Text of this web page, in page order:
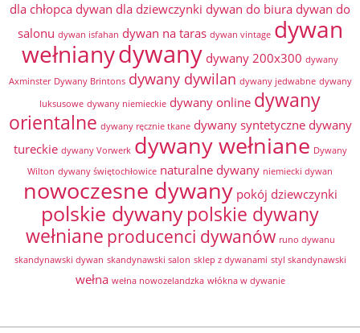
dla chłopca dywan dla dziewczynki dywan do biura dywan do
salonu dywan isfahan dywan na taras dywan vintage dywan
wełnianydywany dywany 200x300 dywany
Axminster Dywany Brintons dywany dywilan dywany jedwabne dywany
luksusowe dywany niemieckie dywany online dywany
orientalne dywany ręcznie tkane dywany syntetyczne dywany
tureckie dywany Vorwerk dywany wełniane Dywany
Wilton dywany świętochłowice naturalne dywany niemiecki dywan
nowoczesne dywany pokój dziewczynki
polskie dywanypolskie dywany
wełniane producenci dywanów runo dywanu
skandynawski dywan skandynawski salon sklep z dywanami styl skandynawski
wełna wełna nowozelandzka włókna w dywanie